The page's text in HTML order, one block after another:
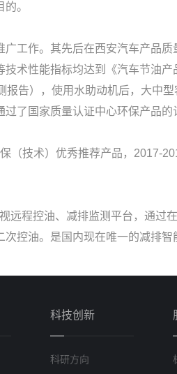
。
工作。其先后在西安汽车产品
术性能指标均达到《汽车节油
告），使用水助动机后，大中
了国家质量认证中心环保产品的
（技术）优秀推荐产品，2017-
远程控油、减排监测平台，通
控油。是国内现在唯一的减排智
科技创新
科研方向